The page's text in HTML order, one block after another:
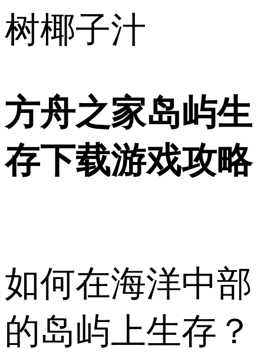
树椰子汁
方舟之家岛屿生
存下载游戏攻略
如何在海洋中部
的岛屿上生存？